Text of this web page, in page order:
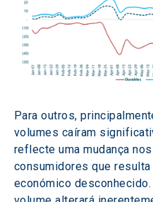
Para outros,
volumes caíram
reflecte uma mudança
consumidores que
económico